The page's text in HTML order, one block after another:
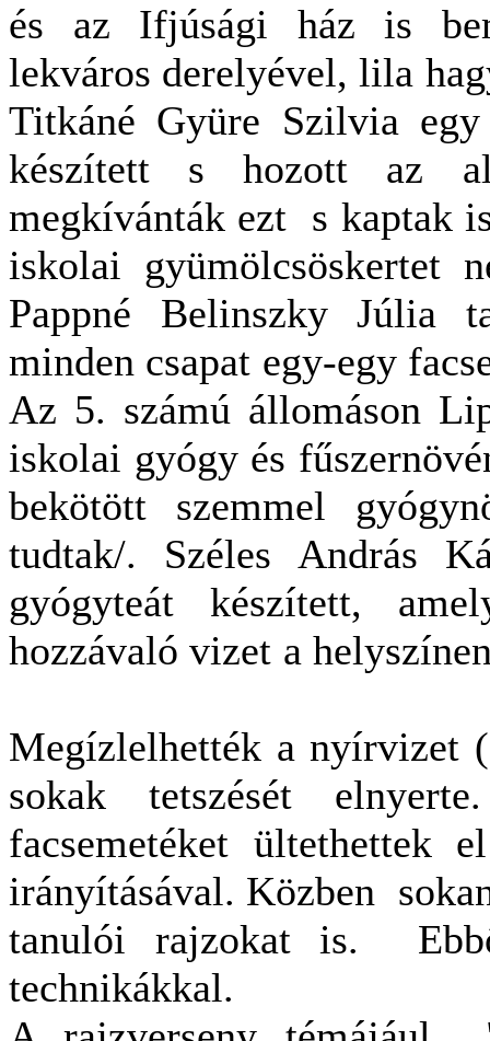
és az Ifjúsági ház is
lekváros derelyével, lila
Titkáné Gyüre Szilvia
készített s hozott az
megkívánták ezt s kaptak
iskolai gyümölcsöskertet
Pappné Belinszky Júlia
minden csapat egy-egy
Az 5. számú állomáson
iskolai gyógy és
bekötött szemmel
tudtak/. Széles András
gyógyteát készített,
hozzávaló vizet a
Megízlelhették a nyírvizet
sokak tetszését
facsemetéket ültethettek
irányításával. Közben
tanulói rajzokat is.
technikákkal.